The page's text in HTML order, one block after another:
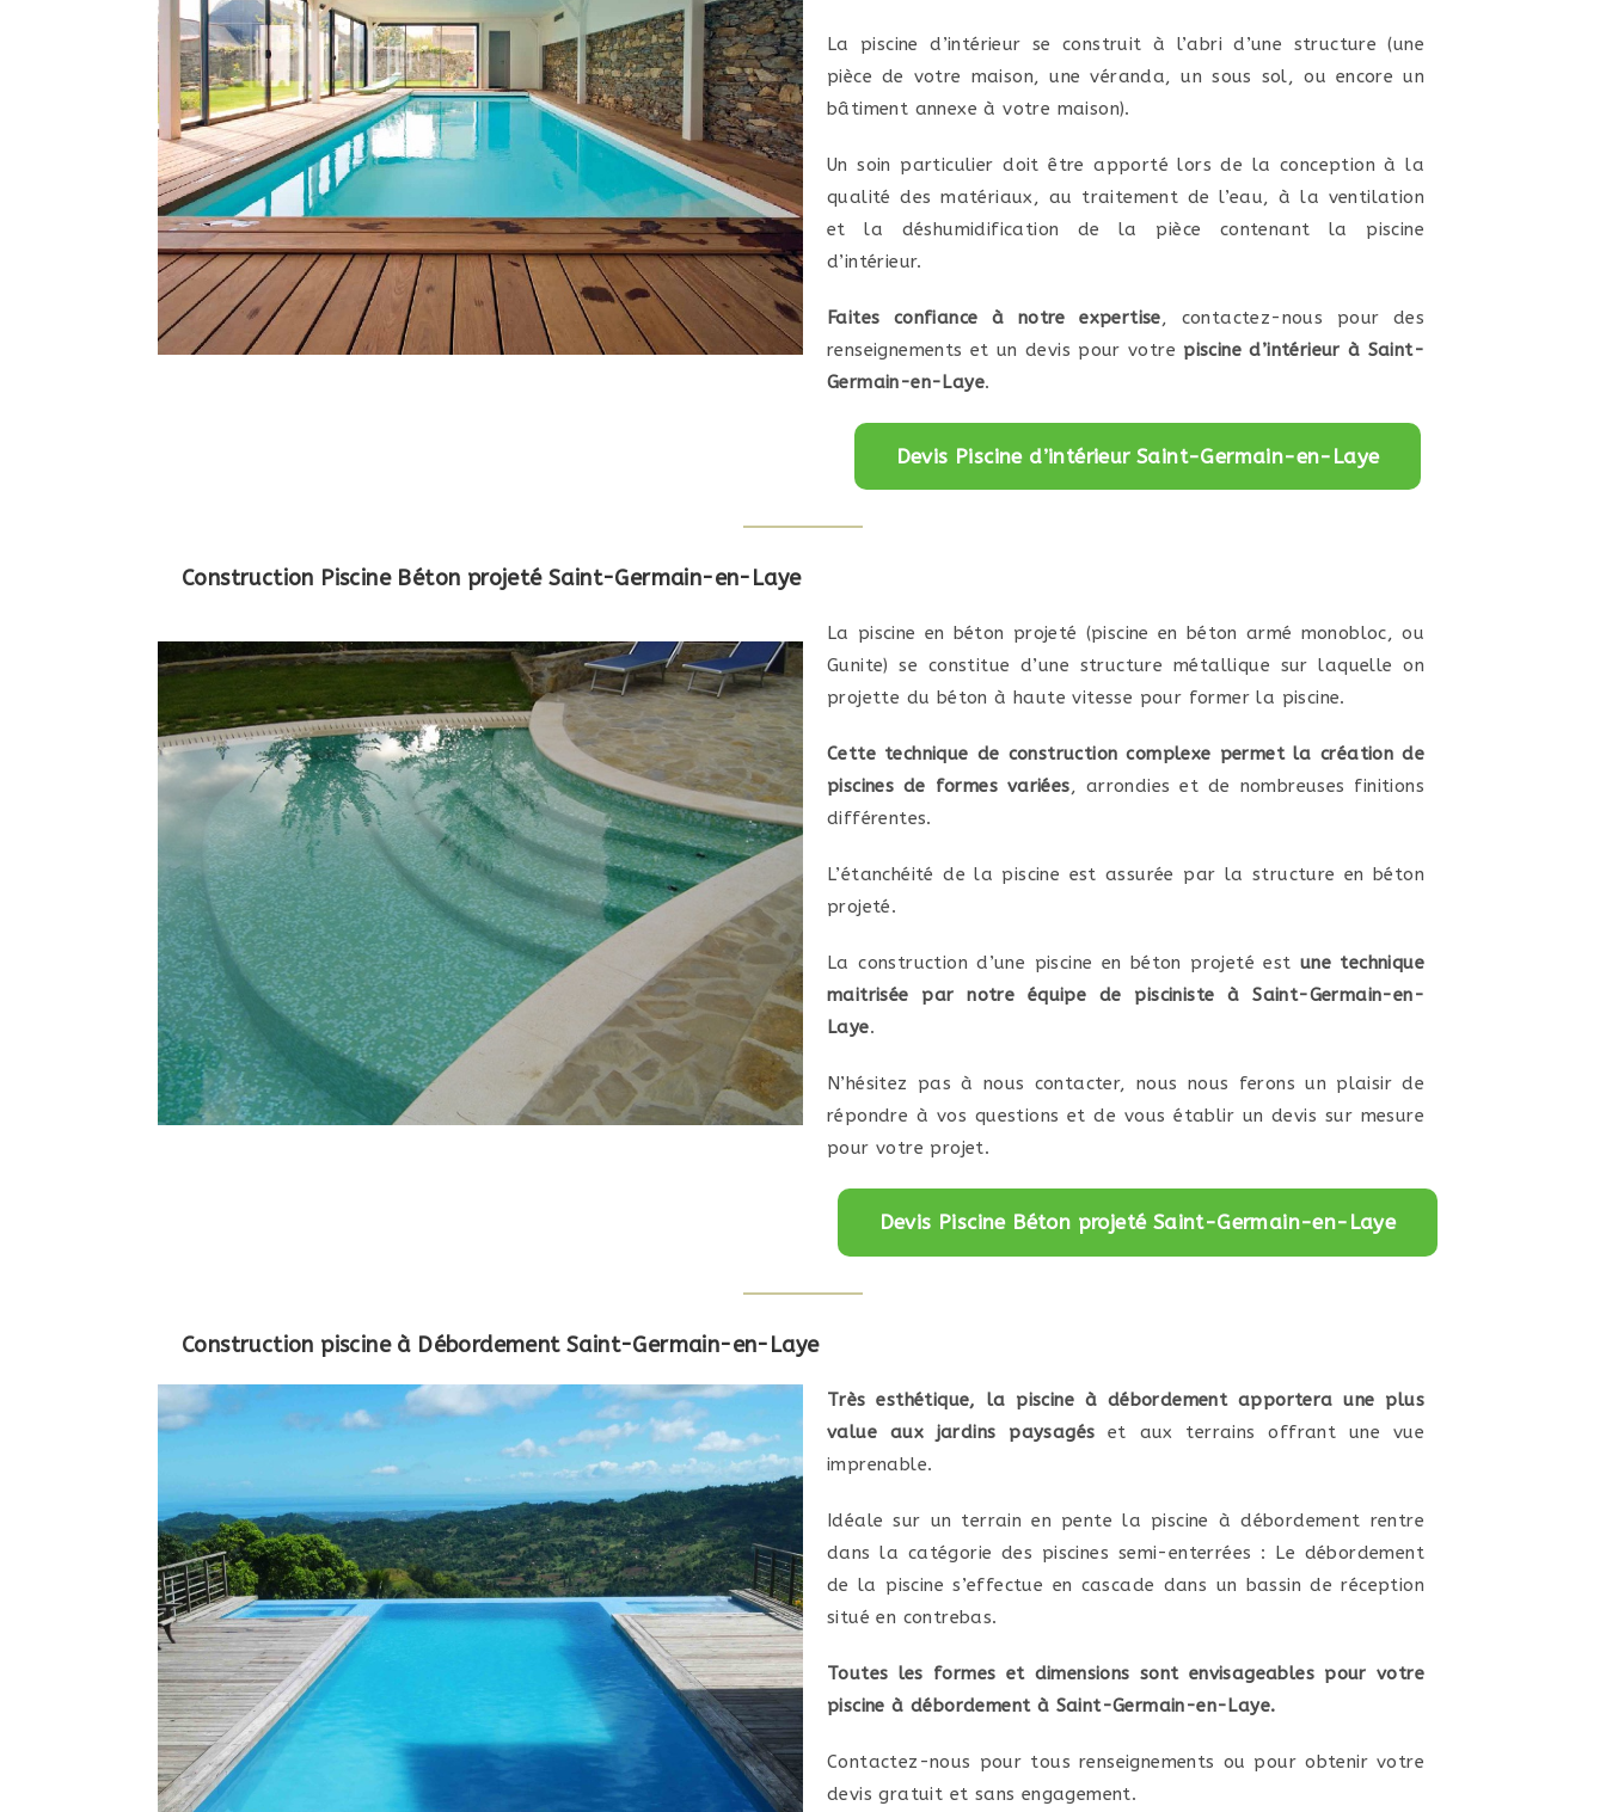
La piscine d’intérieur se construit à l’abri d’une structure (une
pièce de votre maison, une véranda, un sous sol, ou encore un
bâtiment annexe à votre maison).
Un soin particulier doit être apporté lors de la conception à la
qualité des matériaux, au traitement de l’eau, à la ventilation
et la déshumidification de la pièce contenant la piscine
d’intérieur.
Faites confiance à notre expertise, contactez-nous pour des
renseignements et un devis pour votre piscine d’intérieur à Saint-
Germain-en-Laye.
Devis Piscine d’intérieur Saint-Germain-en-Laye
Construction Piscine Béton projeté Saint-Germain-en-Laye
La piscine en béton projeté (piscine en béton armé monobloc, ou
Gunite) se constitue d’une structure métallique sur laquelle on
projette du béton à haute vitesse pour former la piscine.
Cette technique de construction complexe permet la création de
piscines de formes variées, arrondies et de nombreuses finitions
différentes.
L’étanchéité de la piscine est assurée par la structure en béton
projeté.
La construction d’une piscine en béton projeté est une technique
maitrisée par notre équipe de pisciniste à Saint-Germain-en-
Laye.
N’hésitez pas à nous contacter, nous nous ferons un plaisir de
répondre à vos questions et de vous établir un devis sur mesure
pour votre projet.
Devis Piscine Béton projeté Saint-Germain-en-Laye
Construction piscine à Débordement Saint-Germain-en-Laye
Très esthétique, la piscine à débordement apportera une plus
value aux jardins paysagés et aux terrains offrant une vue
imprenable.
Idéale sur un terrain en pente la piscine à débordement rentre
dans la catégorie des piscines semi-enterrées : Le débordement
de la piscine s’effectue en cascade dans un bassin de réception
situé en contrebas.
Toutes les formes et dimensions sont envisageables pour votre
piscine à débordement à Saint-Germain-en-Laye.
Contactez-nous pour tous renseignements ou pour obtenir votre
devis gratuit et sans engagement.